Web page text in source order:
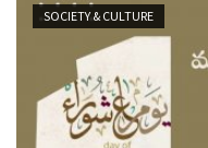
SOCIETY & CULTURE